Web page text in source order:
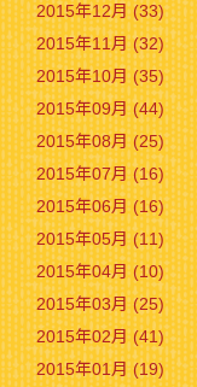
2015年12月 (33)
2015年11月 (32)
2015年10月 (35)
2015年09月 (44)
2015年08月 (25)
2015年07月 (16)
2015年06月 (16)
2015年05月 (11)
2015年04月 (10)
2015年03月 (25)
2015年02月 (41)
2015年01月 (19)